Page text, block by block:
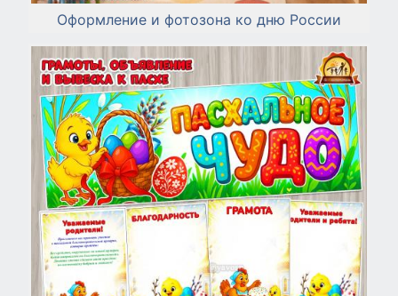
Оформление и фотозона ко дню России